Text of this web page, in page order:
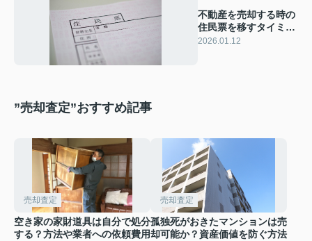
不動産を売却する時の
住民票を移すタイミン
グはいつ？
2026.01.12
”売却査定”おすすめ記事
売却査定
空き家の家財道具は自分で処分
する？方法や業者への依頼費用
売却査定
孤独死がおきたマンションは売
却可能か？資産価値を防ぐ方法